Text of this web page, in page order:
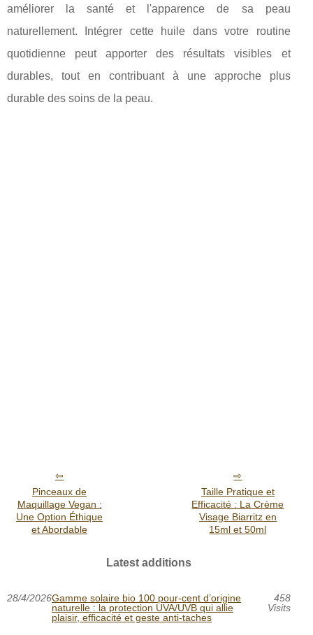
améliorer la santé et l'apparence de sa peau
naturellement. Intégrer cette huile dans votre routine
quotidienne peut apporter des résultats visibles et
durables, tout en contribuant à une approche plus
durable des soins de la peau.
Pinceaux de
Maquillage Vegan :
Une Option Éthique
et Abordable
Taille Pratique et
Efficacité : La Crème
Visage Biarritz en
15ml et 50ml
Latest additions
28/4/2026Gamme solaire bio 100 pour-cent d’origine
naturelle : la protection UVA/UVB qui allie
plaisir, efficacité et geste anti-taches
458
Visits